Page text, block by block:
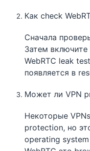
Как check
Сначала
Затем
WebRTC leak
появляется в
Может ли VPN
Некоторые
protection, но
operating